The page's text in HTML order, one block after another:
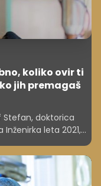
koliko ovir ti
jih premagaš
Stefan, doktorica
leta 2021,
pri nas in je
generacijam
poklicu.